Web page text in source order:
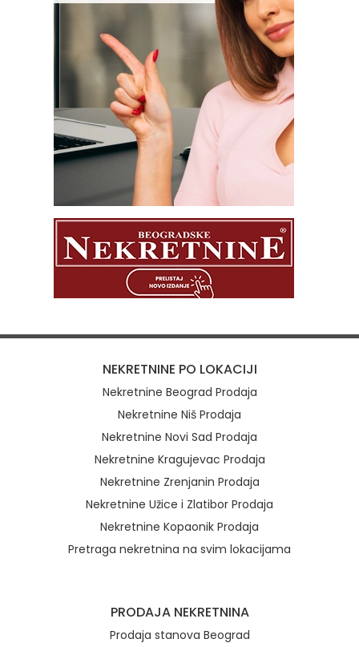
NEKRETNINE PO LOKACIJI
Nekretnine Beograd Prodaja
Nekretnine Niš Prodaja
Nekretnine Novi Sad Prodaja
Nekretnine Kragujevac Prodaja
Nekretnine Zrenjanin Prodaja
Nekretnine Užice i Zlatibor Prodaja
Nekretnine Kopaonik Prodaja
Pretraga nekretnina na svim lokacijama
PRODAJA NEKRETNINA
Prodaja stanova Beograd